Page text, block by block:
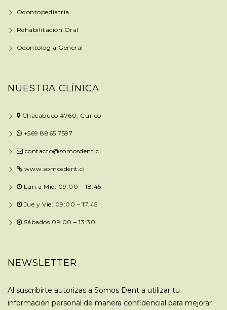
Odontopediatría
Rehabilitación Oral
Odontología General
NUESTRA CLÍNICA
Chacabuco #760, Curicó
+569 8865 7597
contacto@somosdent.cl
www.somosdent.cl
Lun a Mié: 09:00 – 18:45
Jue y Vie: 09:00 – 17:45
Sábados 09:00 – 13:30
NEWSLETTER
Al suscribirte autorizas a Somos Dent a utilizar tu
información personal de manera confidencial para mejorar